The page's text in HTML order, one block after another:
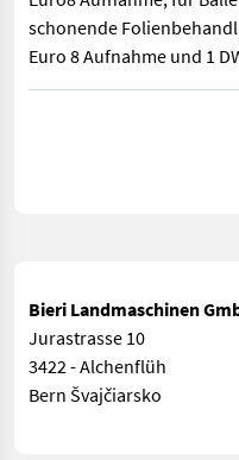
schonende
Euro 8 Aufnahme und 1
Euro8 Aufnahme, für
Bieri Landmaschinen
Jurastrasse 10
3422 - Alchenflüh
Bern Švajčiarsko